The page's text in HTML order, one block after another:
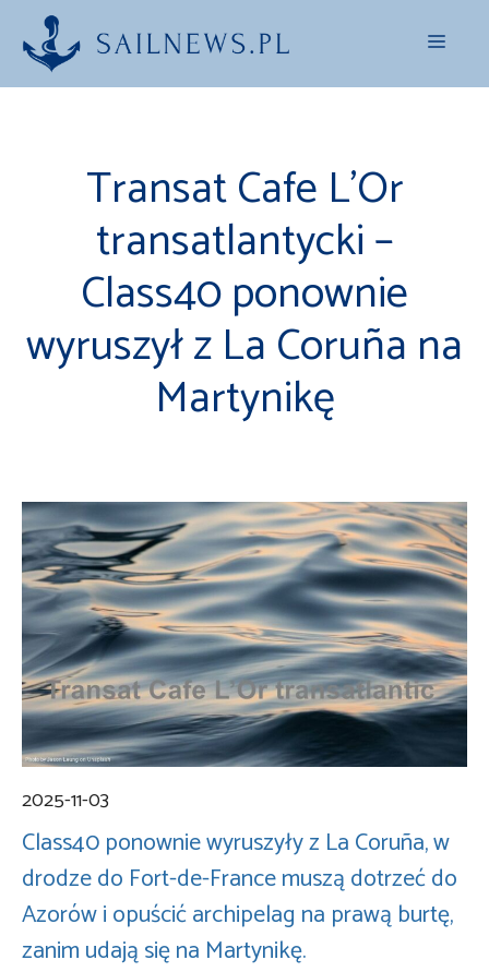
Przejdź
treści
Menu
Transat Cafe L’Or
transatlantycki –
Class40 ponownie
wyruszył z La Coruña na
Martynikę
2025-11-03
Class40 ponownie wyruszyły z La Coruña, w
drodze do Fort-de-France muszą dotrzeć do
Azorów i opuścić archipelag na prawą burtę,
zanim udają się na Martynikę.